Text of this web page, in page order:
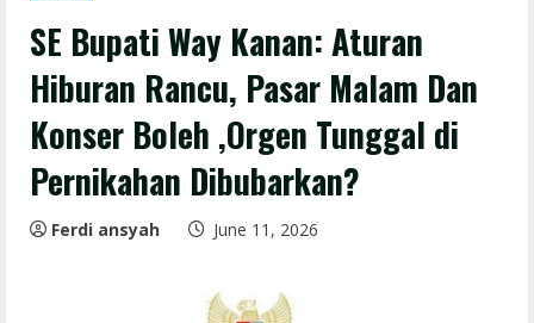
SE Bupati Way Kanan: Aturan
Hiburan Rancu, Pasar Malam Dan
Konser Boleh ,Orgen Tunggal di
Pernikahan Dibubarkan?
Ferdi ansyah June 11, 2026